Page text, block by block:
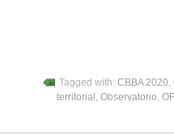
Tagged with: CBBA 2020,
territorial, Observatorio,